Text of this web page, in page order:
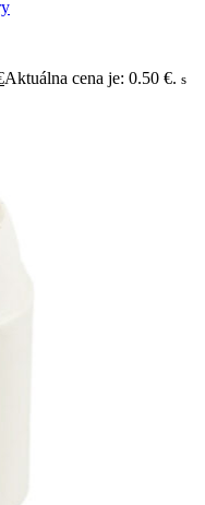
Aktuálna cena je: 0.50 €. s